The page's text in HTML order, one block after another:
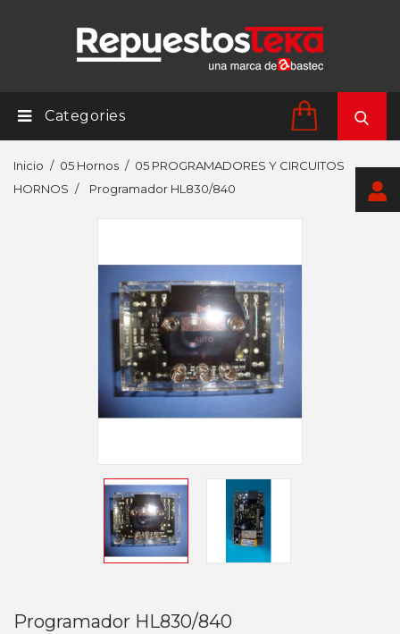
Categories
Inicio 05 Hornos
05 PROGRAMADORES Y CIRCUITOS
HORNOS
Programador HL830/840
Programador HL830/840